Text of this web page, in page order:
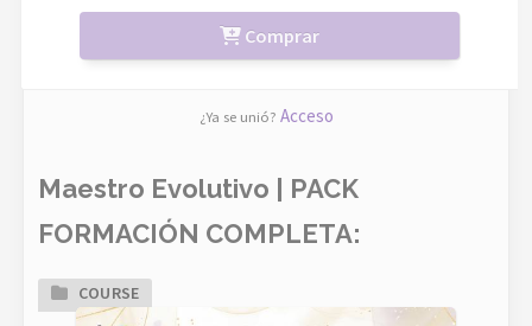
Comprar
¿Ya se unió? Acceso
Maestro Evolutivo | PACK
FORMACIÓN COMPLETA:
COURSE